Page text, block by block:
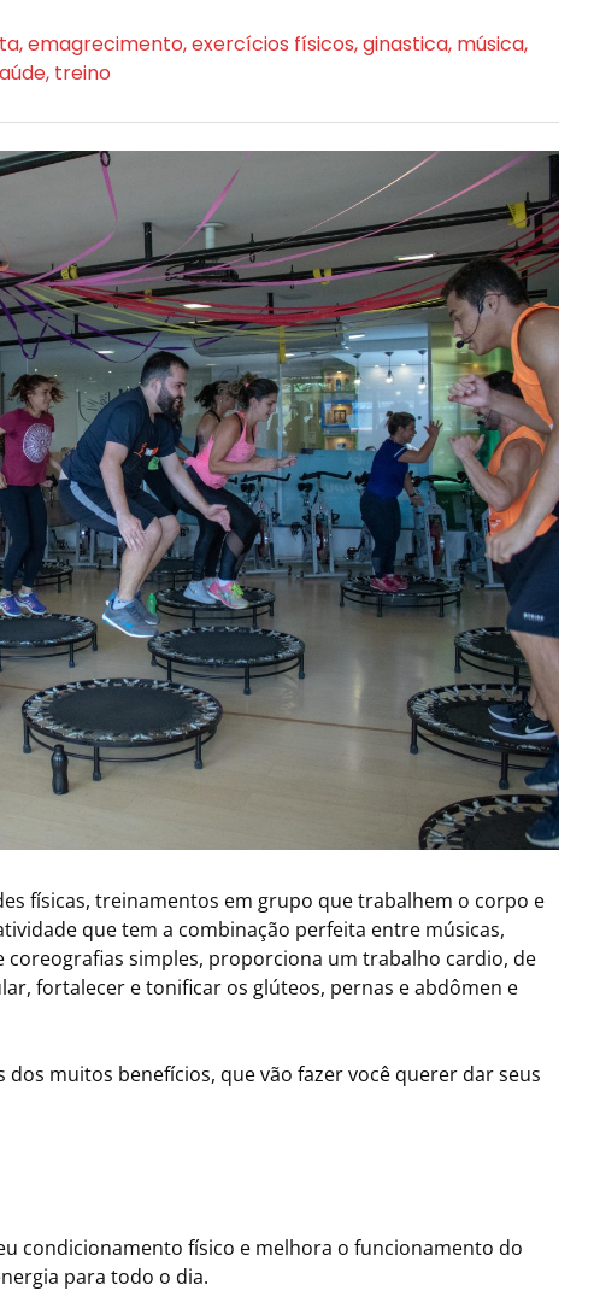
,emagrecimento,exercícios físicos,ginastica, música,
, treino
físicas, treinamentos em grupo que trabalhem o corpo e
que tem a combinação perfeita entre músicas,
simples, proporciona um trabalho cardio, de
fortalecer e tonificar os glúteos, pernas e abdômen e
muitos benefícios, que vão fazer você querer dar seus
condicionamento físico e melhora o funcionamento do
para todo o dia.